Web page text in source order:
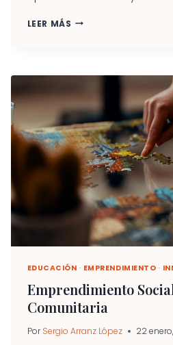
LEER MÁS ¿POR
RESPONSABILIDAD
SI
ES
CAPITAL?
NUESTRA
PROPUESTA
DE
CAPITAL
SOLIDARIO
EDUCACIÓN · EMPRENDIMIENTO ·
Emprendimiento
Comunitaria
Por Sergio Arranz López 22